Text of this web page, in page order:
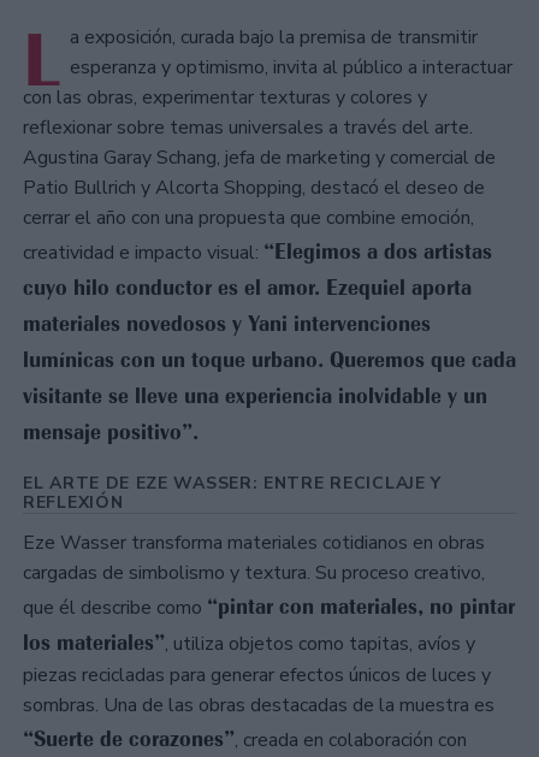
L a exposición, curada bajo la premisa de transmitir
esperanza y optimismo, invita al público a interactuar
con las obras, experimentar texturas y colores y
reflexionar sobre temas universales a través del arte.
Agustina Garay Schang, jefa de marketing y comercial de
Patio Bullrich y Alcorta Shopping, destacó el deseo de
cerrar el año con una propuesta que combine emoción,
creatividad e impacto visual: “Elegimos a dos artistas
cuyo hilo conductor es el amor. Ezequiel aporta
materiales novedosos y Yani intervenciones
lumínicas con un toque urbano. Queremos que cada
visitante se lleve una experiencia inolvidable y un
mensaje positivo”.
EL ARTE DE EZE WASSER: ENTRE RECICLAJE Y
REFLEXIÓN
Eze Wasser transforma materiales cotidianos en obras
cargadas de simbolismo y textura. Su proceso creativo,
que él describe como “pintar con materiales, no pintar
los materiales”, utiliza objetos como tapitas, avíos y
piezas recicladas para generar efectos únicos de luces y
sombras. Una de las obras destacadas de la muestra es
“Suerte de corazones”, creada en colaboración con